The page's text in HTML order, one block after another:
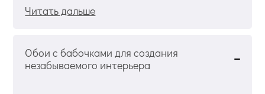
Читать дальше
Обои с бабочками для создания
незабываемого интерьера